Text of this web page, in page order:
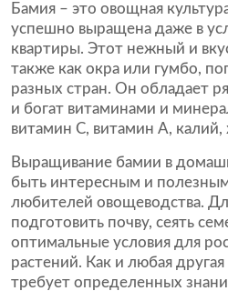
Бамия – это овощная
успешно выращена даже в
квартиры. Этот нежный и
также как окра или гумбо,
разных стран. Он обладает
и богат витаминами и
витамин С, витамин А, калий,
Выращивание бамии в
быть интересным и
любителей овощеводства.
подготовить почву, сеять
оптимальные условия для
растений. Как и любая
требует определенных